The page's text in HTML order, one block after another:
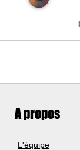
A propos
L'équipe